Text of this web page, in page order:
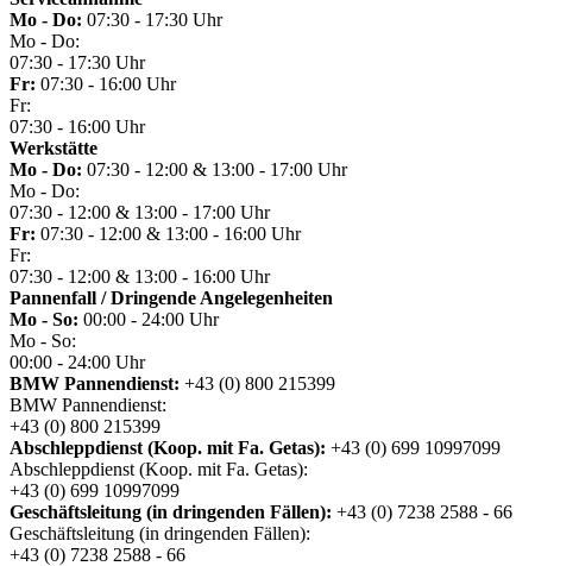
Mo - Do: 07:30 - 17:30 Uhr
Mo - Do:
07:30 - 17:30 Uhr
Fr: 07:30 - 16:00 Uhr
Fr:
07:30 - 16:00 Uhr
Werkstätte
Mo - Do: 07:30 - 12:00 & 13:00 - 17:00 Uhr
Mo - Do:
07:30 - 12:00 & 13:00 - 17:00 Uhr
Fr: 07:30 - 12:00 & 13:00 - 16:00 Uhr
Fr:
07:30 - 12:00 & 13:00 - 16:00 Uhr
Pannenfall / Dringende Angelegenheiten
Mo - So: 00:00 - 24:00 Uhr
Mo - So:
00:00 - 24:00 Uhr
BMW Pannendienst: +43 (0) 800 215399
BMW Pannendienst:
+43 (0) 800 215399
Abschleppdienst (Koop. mit Fa. Getas): +43 (0) 699 10997099
Abschleppdienst (Koop. mit Fa. Getas):
+43 (0) 699 10997099
Geschäftsleitung (in dringenden Fällen): +43 (0) 7238 2588 - 66
Geschäftsleitung (in dringenden Fällen):
+43 (0) 7238 2588 - 66